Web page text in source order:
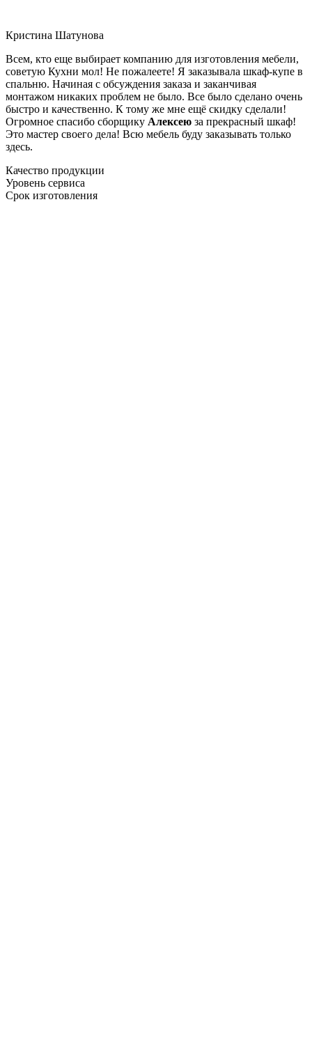
Кристина Шатунова
Всем, кто еще выбирает компанию для изготовления мебели,
советую Кухни мол! Не пожалеете! Я заказывала шкаф-купе в
спальню. Начиная с обсуждения заказа и заканчивая
монтажом никаких проблем не было. Все было сделано очень
быстро и качественно. К тому же мне ещё скидку сделали!
Огромное спасибо сборщику Алексею за прекрасный шкаф!
Это мастер своего дела! Всю мебель буду заказывать только
здесь.
Качество продукции
Уровень сервиса
Срок изготовления